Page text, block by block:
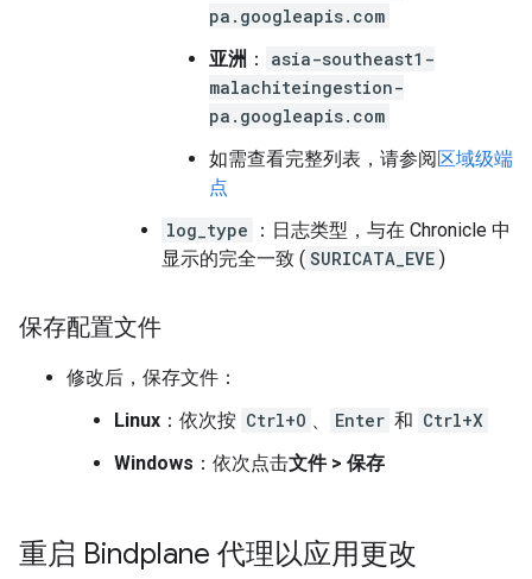
pa.googleapis.com
亚洲 ：
asia-southeast1-
malachiteingestion-
pa.googleapis.com
如需查看完整列表，请参阅区域级端
点
log_type
：日志类型，与在 Chronicle 中
显示的完全一致 ( SURICATA_EVE )
保存配置文件
修改后，保存文件：
Linux ：依次按 Ctrl+O 、 Enter 和 Ctrl+X
Windows ：依次点击文件 > 保存
重启 Bindplane 代理以应用更改